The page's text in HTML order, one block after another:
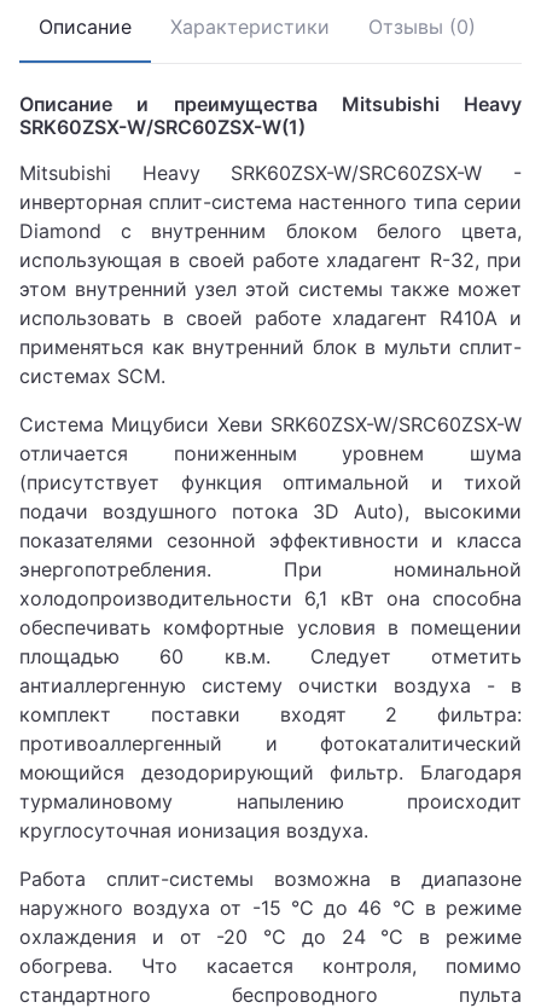
Описание Характеристики Отзывы (0)
Описание и преимущества Mitsubishi Heavy
SRK60ZSX-W/SRC60ZSX-W(1)
Mitsubishi Heavy SRK60ZSX-W/SRC60ZSX-W -
инверторная сплит-система настенного типа серии
Diamond с внутренним блоком белого цвета,
использующая в своей работе хладагент R-32, при
этом внутренний узел этой системы также может
использовать в своей работе хладагент R410A и
применяться как внутренний блок в мульти сплит-
системах SCM.
Система Мицубиси Хеви SRK60ZSX-W/SRC60ZSX-W
отличается пониженным уровнем шума
(присутствует функция оптимальной и тихой
подачи воздушного потока 3D Auto), высокими
показателями сезонной эффективности и класса
энергопотребления. При номинальной
холодопроизводительности 6,1 кВт она способна
обеспечивать комфортные условия в помещении
площадью 60 кв.м. Следует отметить
антиаллергенную систему очистки воздуха - в
комплект поставки входят 2 фильтра:
противоаллергенный и фотокаталитический
моющийся дезодорирующий фильтр. Благодаря
турмалиновому напылению происходит
круглосуточная ионизация воздуха.
Работа сплит-системы возможна в диапазоне
наружного воздуха от -15 °С до 46 °С в режиме
охлаждения и от -20 °С до 24 °С в режиме
обогрева. Что касается контроля, помимо
стандартного беспроводного пульта